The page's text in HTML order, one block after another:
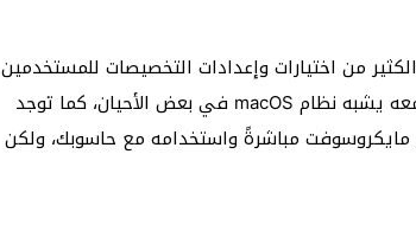
من اختيارات وإعدادات التخصيصات للمستخدمين
المحترفين، وتضيف الكثير من الميزات المختلفة للنظام والتي تجمعه يشبه نظام macOS في بعض الأحيان، كما توجد
مايكروسوفت مباشرةً واستخدامه مع حاسوبك، ولكن